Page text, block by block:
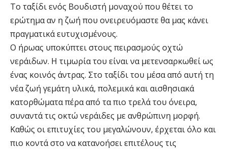
Το ταξίδι ενός Βουδιστή μοναχού που θέτει το
ερώτημα αν η ζωή που ονειρευόμαστε θα μας κάνει
πραγματικά ευτυχισμένους.
Ο ήρωας υποκύπτει στους πειρασμούς οχτώ
νεράιδων. Η τιμωρία του είναι να μετενσαρκωθεί ως
ένας κοινός άντρας. Στο ταξίδι του μέσα από αυτή τη
νέα ζωή γεμάτη υλικά, πολεμικά και αισθησιακά
κατορθώματα πέρα από τα πιο τρελά του όνειρα,
συναντά τις οκτώ νεράιδες με ανθρώπινη μορφή.
Καθώς οι επιτυχίες του μεγαλώνουν, έρχεται όλο και
πιο κοντά στο να κατανοήσει επιτέλους τις